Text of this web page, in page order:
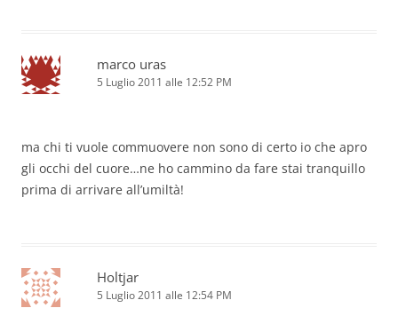
marco uras
5 Luglio 2011 alle 12:52 PM
ma chi ti vuole commuovere non sono di certo io che apro
gli occhi del cuore…ne ho cammino da fare stai tranquillo
prima di arrivare all’umiltà!
Holtjar
5 Luglio 2011 alle 12:54 PM